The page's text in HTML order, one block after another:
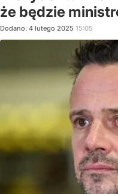
że będzie
Dodano: 4 lutego 2025 15:05